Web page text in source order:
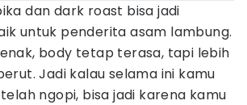
dan dark roast bisa jadi
untuk penderita asam lambung.
body tetap terasa, tapi lebih
Jadi kalau selama ini kamu
ngopi, bisa jadi karena kamu